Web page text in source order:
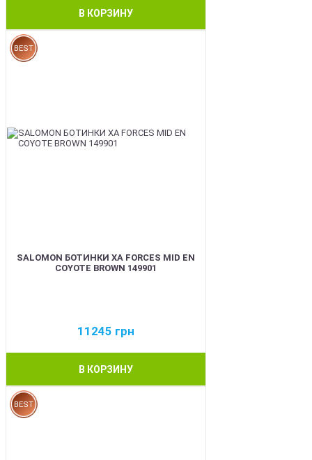
В КОРЗИНУ
BEST
SALOMON БОТИНКИ XA FORCES MID EN
COYOTE BROWN 149901
11245 грн
В КОРЗИНУ
BEST